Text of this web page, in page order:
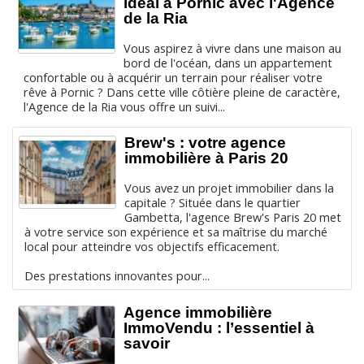
de la Ria
Vous aspirez à vivre dans une maison au
bord de l'océan, dans un appartement
confortable ou à acquérir un terrain pour réaliser votre
rêve à Pornic ? Dans cette ville côtière pleine de caractère,
l'Agence de la Ria vous offre un suivi...
Brew's : votre agence
immobilière à Paris 20
Vous avez un projet immobilier dans la
capitale ? Située dans le quartier
Gambetta, l'agence Brew's Paris 20 met
à votre service son expérience et sa maîtrise du marché
local pour atteindre vos objectifs efficacement.
Des prestations innovantes pour...
Agence immobilière
ImmoVendu : l’essentiel à
savoir